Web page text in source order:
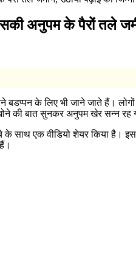
अनुपम के पैरों तले
के लिए भी जाने जाते हैं।
बात सुनकर अनुपम खेर सन्न रह
एक वीडियो शेयर किया है।